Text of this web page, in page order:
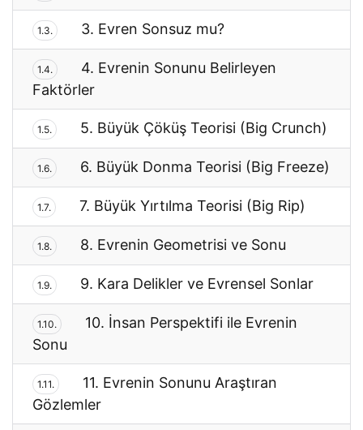
1.3. 3. Evren Sonsuz mu?
1.4.
4. Evrenin Sonunu Belirleyen
Faktörler
1.5. 5. Büyük Çöküş Teorisi (Big Crunch)
1.6. 6. Büyük Donma Teorisi (Big Freeze)
1.7. 7. Büyük Yırtılma Teorisi (Big Rip)
1.8. 8. Evrenin Geometrisi ve Sonu
1.9. 9. Kara Delikler ve Evrensel Sonlar
1.10.
10. İnsan Perspektifi ile Evrenin
Sonu
1.11.
11. Evrenin Sonunu Araştıran
Gözlemler